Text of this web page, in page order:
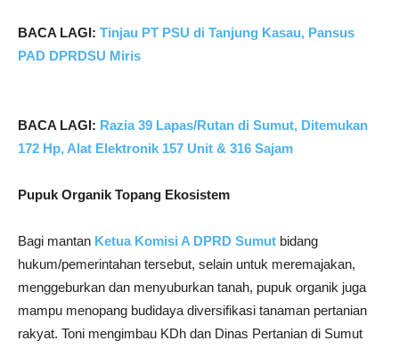
BACA LAGI: Tinjau PT PSU di Tanjung Kasau, Pansus
PAD DPRDSU Miris
BACA LAGI: Razia 39 Lapas/Rutan di Sumut, Ditemukan
172 Hp, Alat Elektronik 157 Unit & 316 Sajam
Pupuk Organik Topang Ekosistem
Bagi mantan Ketua Komisi A DPRD Sumut bidang
hukum/pemerintahan tersebut, selain untuk meremajakan,
menggeburkan dan menyuburkan tanah, pupuk organik juga
mampu menopang budidaya diversifikasi tanaman pertanian
rakyat. Toni mengimbau KDh dan Dinas Pertanian di Sumut